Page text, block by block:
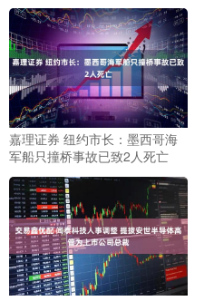
嘉理证券 纽约市长：墨西哥海
军船只撞桥事故已致2人死亡